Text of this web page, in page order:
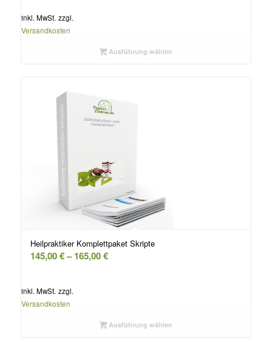
inkl. MwSt. zzgl.
Versandkosten
Ausführung wählen
Heilpraktiker Komplettpaket Skripte
145,00€–165,00€
inkl. MwSt. zzgl.
Versandkosten
Ausführung wählen